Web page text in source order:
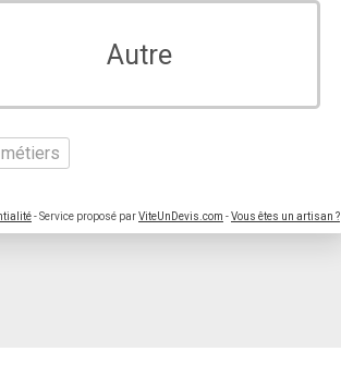
Autre
- Service proposé parViteUnDevis.com -Vous êtes un artisan ?